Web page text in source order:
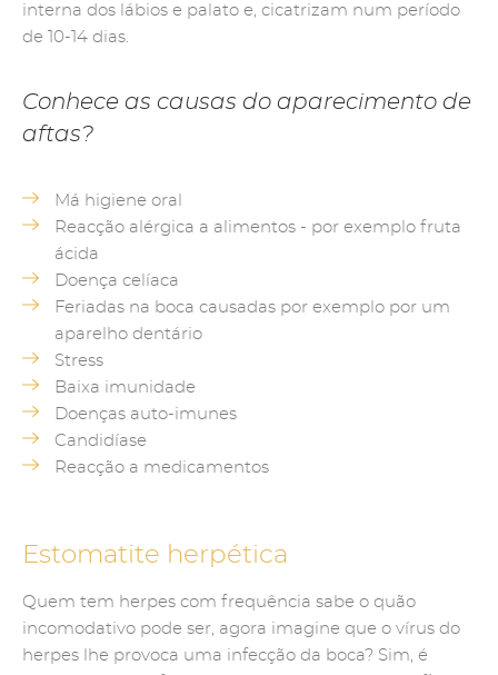
interna dos lábios e palato e, cicatrizam num período
de 10-14 dias.
Conhece as causas do aparecimento de
aftas?
Má higiene oral
Reacção alérgica a alimentos - por exemplo fruta
ácida
Doença celíaca
Feriadas na boca causadas por exemplo por um
aparelho dentário
Stress
Baixa imunidade
Doenças auto-imunes
Candidíase
Reacção a medicamentos
Estomatite herpética
Quem tem herpes com frequência sabe o quão
incomodativo pode ser, agora imagine que o vírus do
herpes lhe provoca uma infecção da boca? Sim, é